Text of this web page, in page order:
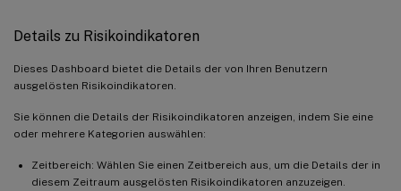
Details zu Risikoindikatoren
Dieses Dashboard bietet die Details der von Ihren Benutzern
ausgelösten Risikoindikatoren.
Sie können die Details der Risikoindikatoren anzeigen, indem Sie eine
oder mehrere Kategorien auswählen:
Zeitbereich: Wählen Sie einen Zeitbereich aus, um die Details der in
diesem Zeitraum ausgelösten Risikoindikatoren anzuzeigen.